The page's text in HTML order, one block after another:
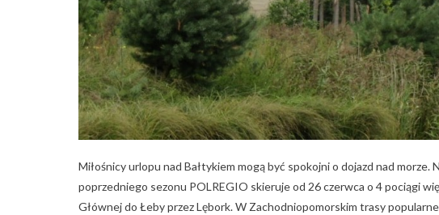
Miłośnicy urlopu nad Bałtykiem mogą być spokojni o dojazd nad
poprzedniego sezonu POLREGIO skieruje od 26 czerwca o 4 pociągi
Głównej do Łeby przez Lębork. W Zachodniopomorskim trasy